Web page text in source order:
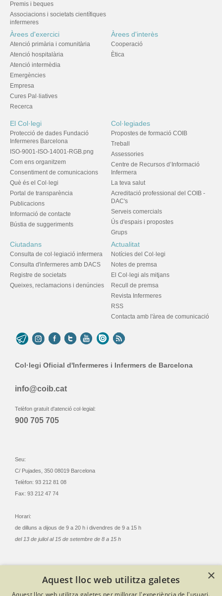
Premis i beques
Associacions i societats científiques
infermeres
Àrees d'exercici
Atenció primària i comunitària
Atenció hospitalària
Atenció intermèdia
Emergències
Empresa
Cures Pal·liatives
Recerca
Àrees d'interès
Cooperació
Ètica
El Col·legi
Protecció de dades Fundació
Infermeres Barcelona
ISO-9001-ISO-14001-RGB.png
Com ens organitzem
Consentiment de comunicacions
Què és el Col·legi
Portal de transparència
Publicacions
Informació de contacte
Bústia de suggeriments
Col·legiades
Propostes de formació COIB
Treball
Assessories
Centre de Recursos d’Informació
Infermera
La teva salut
Acreditació professional del COIB -
DAC's
Serveis comercials
Ús d'espais i propostes
Grups
Ciutadans
Consulta de col·legiació infermera
Consulta d'infermeres amb DACS
Registre de societats
Queixes, reclamacions i denúncies
Actualitat
Notícies del Col·legi
Notes de premsa
El Col·legi als mitjans
Recull de premsa
Revista Infermeres
RSS
Contacta amb l'àrea de comunicació
Col·legi Oficial d'Infermeres i Infermers de Barcelona
info@coib.cat
Telèfon gratuït d'atenció col·legial:
900 705 705
Seu:
C/ Pujades, 350 08019 Barcelona
Telèfon: 93 212 81 08
Fax: 93 212 47 74
Horari:
de dilluns a dijous de 9 a 20 h i divendres de 9 a 15 h
del 13 de juliol al 15 de setembre de 8 a 15 h
© Col·legi Oficial Infermeres i Infermers de Barcelona
×
Aquest lloc web utilitza galetes
Aquest lloc web utilitza galetes per millorar l'experiència de l'usuari.